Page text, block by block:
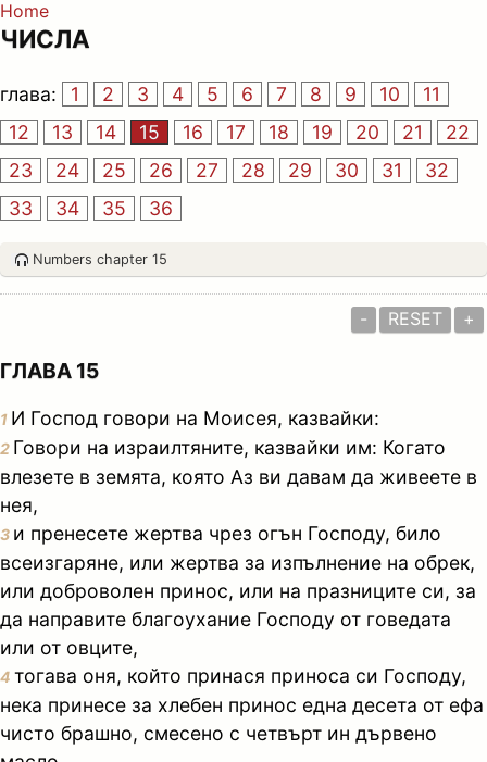
Home
ЧИСЛА
глава: 1 2 3 4 5 6 7 8 9 10
11
12
13 14 15 16 17 18 19 20 21
22
23
24 25 26 27 28 29 30 31
32
33
34 35 36
Numbers chapter 15
- RESET +
ГЛАВА 15
1 И Господ говори на Моисея, казвайки:
2 Говори на израилтяните, казвайки им: Когато
влезете в земята, която Аз ви давам да живеете в
нея,
3 и пренесете жертва чрез огън Господу, било
всеизгаряне, или жертва за изпълнение на обрек,
или доброволен принос, или на празниците си, за
да направите благоухание Господу от говедата
или от овците,
4 тогава оня, който принася приноса си Господу,
нека принесе за хлебен принос една десета от ефа
чисто брашно, смесено с четвърт ин дървено